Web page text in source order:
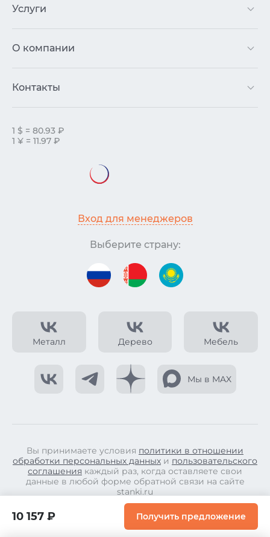
10 157 ₽ Получить предложение
Металл Дерево Мебель
Мы в MAX
Услуги
О компании
Контакты
1 $ = 80.93 ₽
1 ¥ = 11.97 ₽
Вход для менеджеров
Выберите страну:
Вы принимаете условия политики в отношении
обработки персональных данных и пользовательского
соглашения каждый раз, когда оставляете свои
данные в любой форме обратной связи на сайте
stanki.ru
© Copyright 2026.
Все права защищены.